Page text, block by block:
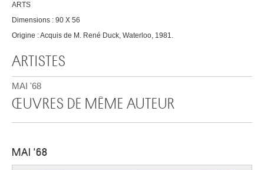
ARTS
Dimensions : 90 X 56
Origine : Acquis de M. René Duck, Waterloo, 1981.
ARTISTES
MAI '68
ŒUVRES DE MÊME AUTEUR
MAI '68